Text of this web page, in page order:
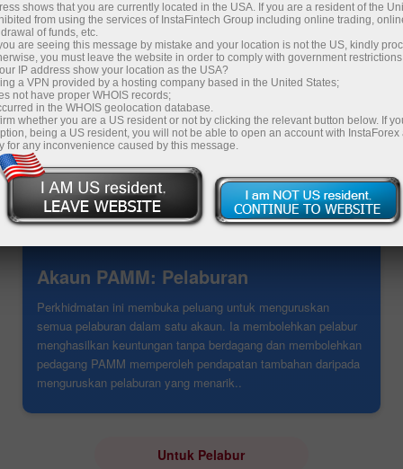
Akaun PAMM: Pelaburan
Perkhidmatan ini membuka peluang untuk menguruskan
semua pelaburan dalam satu akaun. Ia membolehkan pelabur
menghasilkan keuntungan tanpa berdagang dan membolehkan
pedagang PAMM memperoleh pendapatan tambahan daripada
menguruskan pelaburan yang menarik..
Untuk Pelabur
shows that you are currently located in the USA. If you are a resident of the
from using the services of InstaFintech Group including online trading,
of funds, etc.
are seeing this message by mistake and your location is not the US, kindly
you must leave the website in order to comply with government
IP address show your location as the USA?
a VPN provided by a hosting company based in the United States;
not have proper WHOIS records;
in the WHOIS geolocation database.
whether you are a US resident or not by clicking the relevant button below. If
being a US resident, you will not be able to open an account with InstaForex
for any inconvenience caused by this message.